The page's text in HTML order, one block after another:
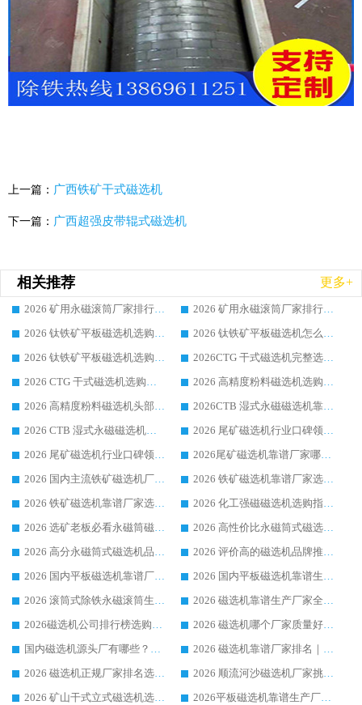
上一篇： 广西铁矿干式磁选机
下一篇： 广西超强皮带辊式磁选机
相关推荐 更多+
2026 矿用永磁滚筒厂家排行榜选购干货指南 行业口碑标杆华体会手机网页版-华体会(中国) 实力出众
2026 矿用永磁滚筒厂家排行榜选购指南，行业口碑领域强者华体会手机网页版-华体会(中国)
2026 钛铁矿平板磁选机选购全攻略 市场公认优质品牌厂家实力排行榜
2026 钛铁矿平板磁选机怎么选 靠谱生产企业实力排行榜选购参考攻略
2026 钛铁矿平板磁选机选购指南 行业口碑优选品牌生产企业实力排行榜
2026CTG 干式磁选机完整选购指南 行业口碑顶尖靠谱生产龙头厂家实力推荐
2026 CTG 干式磁选机选购指南|行业口碑靠谱生产厂家领域强者推荐
2026 高精度粉料磁选机选购全攻略 行业优质品牌华体会手机网页版-华体会(中国) 实力深度解析
2026 高精度粉料磁选机头部厂家选购指南 行业口碑靠谱品牌推荐 领域强者华体会手机网页版-华体会(中国) 解析
2026CTB 湿式永磁磁选机靠谱厂家实力排行榜 铁矿选矿设备采购全流程选购指南
2026 CTB 湿式永磁磁选机选购指南|行业口碑良好品牌推荐，领域强者华体会手机网页版-华体会(中国)
2026 尾矿磁选机行业口碑领域强者，源头直供国内主流厂家华体会手机网页版-华体会(中国) 一站式服务
2026 尾矿磁选机行业口碑领域强者，源头直供国内主流厂家华体会手机网页版-华体会(中国) 一站式服务
2026尾矿磁选机靠谱厂家哪家好 行业口碑领域强者华体会手机网页版-华体会(中国) 推荐
2026 国内主流铁矿磁选机厂家选购指南|行业口碑好品牌推荐，领域强者华体会手机网页版-华体会(中国)
2026 铁矿磁选机靠谱厂家选购全攻略 行业标杆华体会手机网页版-华体会(中国) 设备性价比出众
2026 铁矿磁选机靠谱厂家选购指南，领域强者华体会手机网页版-华体会(中国) 铁矿磁选机性价比高
2026 化工强磁磁选机选购指南 5 家行业口碑靠谱厂家领域强者推荐
2026 选矿老板必看永磁筒磁选机推荐 行业头部品牌口碑设备选购全攻略
2026 高性价比永磁筒式磁选机品牌盘点 行业强者口碑实测选购完整指南
2026 高分永磁筒式磁选机品牌推荐 选矿设备强者对比测评采购避坑全攻略
2026 评价高的磁选机品牌推荐选购指南，永磁筒式磁选机设备领域强者全景行业口碑解析
2026 国内平板磁选机靠谱厂家排名 行业实测口碑设备按需选购全指南
2026 国内平板磁选机靠谱生产厂家推荐排名|行业口碑选购指南，领域强者按需选设备
2026 滚筒式除铁永磁滚筒生产厂家推荐排名|行业口碑选购指南，领域强者源头厂商精选
2026 磁选机靠谱生产厂家全梳理 分场景选型行业头部品牌选购参考攻略
2026磁选机公司排行榜选购指南|正规源头厂家推荐，领域强者高性价比靠谱信赖品牌
2026 磁选机哪个厂家质量好？十大靠谱磁电企业排名选购指南
国内磁选机源头厂有哪些？2026 综合实力排名与采购避坑技巧
2026 磁选机靠谱厂家排名｜华体会手机网页版-华体会(中国) 高性价比磁选机磁电品牌
2026 磁选机正规厂家排名选购指南|行业口碑信赖品牌推荐性价比高靠谱磁电企业
2026 顺流河沙磁选机厂家挑选攻略 | 业内口碑龙头企业高性价比品牌推荐
2026 矿山干式立式磁选机选型攻略 梳理深耕磁电装备多年靠谱生产厂商
2026平板磁选机靠谱生产厂家选购指南 行业口碑良好品牌推荐 磁电领域实力强者